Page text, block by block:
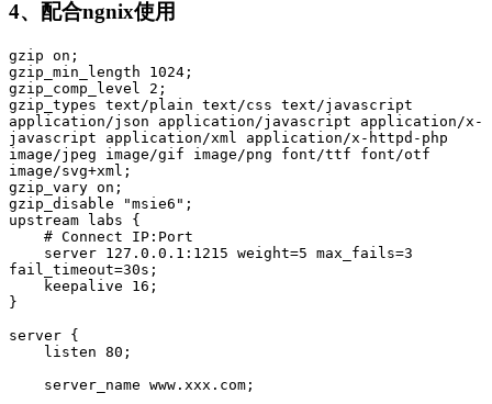
4、配合ngnix使用
gzip on;
gzip_min_length 1024;
gzip_comp_level 2;
gzip_types text/plain text/css text/javascript
application/json application/javascript application/x-
javascript application/xml application/x-httpd-php
image/jpeg image/gif image/png font/ttf font/otf
image/svg+xml;
gzip_vary on;
gzip_disable "msie6";
upstream labs {
fail_timeout=30s;
}
server {